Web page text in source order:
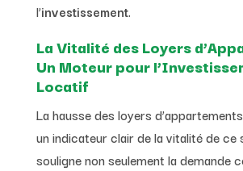
l’investissement.
La Vitalité des Loyers
Un Moteur pour
Locatif
La hausse des loyers
un indicateur clair de la vitalité de ce
souligne non seulement la demande